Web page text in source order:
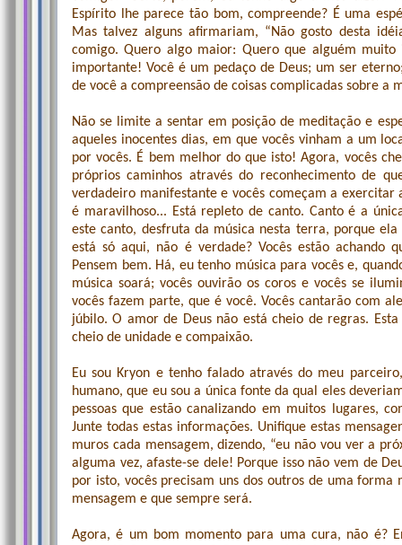
Espírito lhe parece tão bom, compreende? É uma
Mas talvez alguns afirmariam, “Não gosto desta
comigo. Quero algo maior: Quero que alguém
importante! Você é um pedaço de Deus; um ser
de você a compreensão de coisas complicadas sobre a
Não se limite a sentar em posição de meditação e
aqueles inocentes dias, em que vocês vinham a um
por vocês. É bem melhor do que isto! Agora, vocês
próprios caminhos através do reconhecimento de
verdadeiro manifestante e vocês começam a exercitar
é maravilhoso... Está repleto de canto. Canto é a
este canto, desfruta da música nesta terra, porque
está só aqui, não é verdade? Vocês estão achando
Pensem bem. Há, eu tenho música para vocês e,
música soará; vocês ouvirão os coros e vocês se
vocês fazem parte, que é você. Vocês cantarão com
júbilo. O amor de Deus não está cheio de regras.
cheio de unidade e compaixão.
Eu sou Kryon e tenho falado através do meu
humano, que eu sou a única fonte da qual eles
pessoas que estão canalizando em muitos lugares,
Junte todas estas informações. Unifique estas
muros cada mensagem, dizendo, “eu não vou ver a
alguma vez, afaste-se dele! Porque isso não vem de
por isto, vocês precisam uns dos outros de uma
mensagem e que sempre será.
Agora, é um bom momento para uma cura, não é?